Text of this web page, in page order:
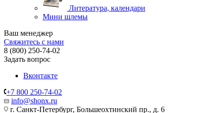
Литература, календари
Мини шлемы
Ваш менеджер
Свяжитесь с нами
8 (800) 250-74-02
Задать вопрос
Вконтакте
+7 800 250-74-02
info@shonx.ru
г. Санкт-Петербург, Большеохтинский пр., д. 6